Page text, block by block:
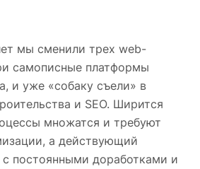
мы сменили трех web-
самописные платформы
и уже «собаку съели» в
и SEO. Ширится
множатся и требуют
а действующий
с постоянными доработками и